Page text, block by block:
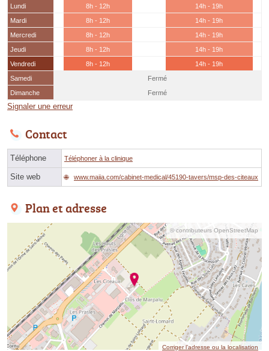
Lundi 8h - 12h
14h - 19h
Mardi
8h - 12h
14h - 19h
Mercredi
8h - 12h
14h - 19h
Jeudi
8h - 12h
14h - 19h
Vendredi
8h - 12h
14h - 19h
Samedi
Fermé
Dimanche
Fermé
Signaler une erreur
Contact
Téléphone Téléphoner à la clinique
Site web www.maiia.com/cabinet-medical/45190-tavers/msp-des-citeaux
Plan et adresse
© contributeurs OpenStreetMap
Corriger l’adresse ou la localisation